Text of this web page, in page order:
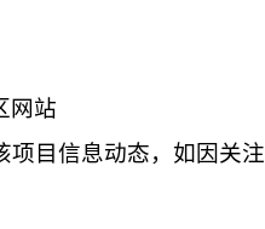
网站
项目信息动态，如因关注